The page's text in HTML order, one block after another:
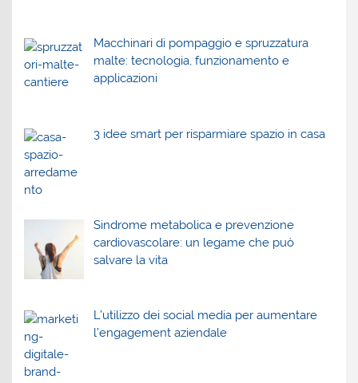
Macchinari di pompaggio e spruzzatura
malte: tecnologia, funzionamento e
applicazioni
3 idee smart per risparmiare spazio in casa
Sindrome metabolica e prevenzione
cardiovascolare: un legame che può
salvare la vita
L’utilizzo dei social media per aumentare
l’engagement aziendale